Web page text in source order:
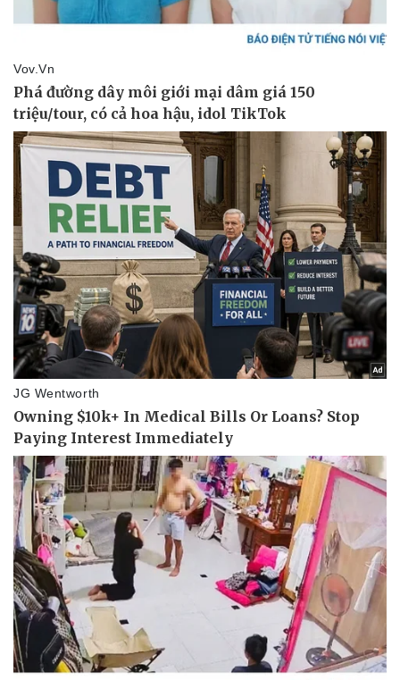
Vụ án
Tin nóng
Tư vấn luật
Quân sự - Quốc phòng
Việt Nam
Phân tích